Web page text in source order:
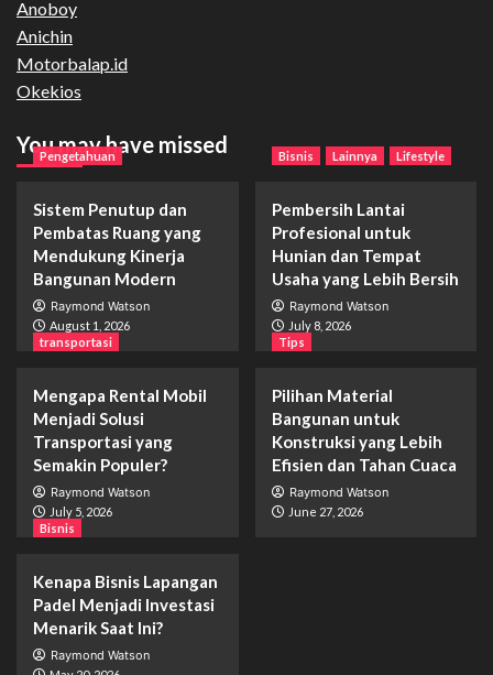
Anoboy
Anichin
Motorbalap.id
Okekios
You may have missed
Pengetahuan
Sistem Penutup dan
Pembatas Ruang yang
Mendukung Kinerja
Bangunan Modern
Raymond Watson
August 1, 2026
Bisnis Lainnya Lifestyle
Pembersih Lantai
Profesional untuk
Hunian dan Tempat
Usaha yang Lebih Bersih
Raymond Watson
July 8, 2026
transportasi
Mengapa Rental Mobil
Menjadi Solusi
Transportasi yang
Semakin Populer?
Raymond Watson
July 5, 2026
Tips
Pilihan Material
Bangunan untuk
Konstruksi yang Lebih
Efisien dan Tahan Cuaca
Raymond Watson
June 27, 2026
Bisnis
Kenapa Bisnis Lapangan
Padel Menjadi Investasi
Menarik Saat Ini?
Raymond Watson